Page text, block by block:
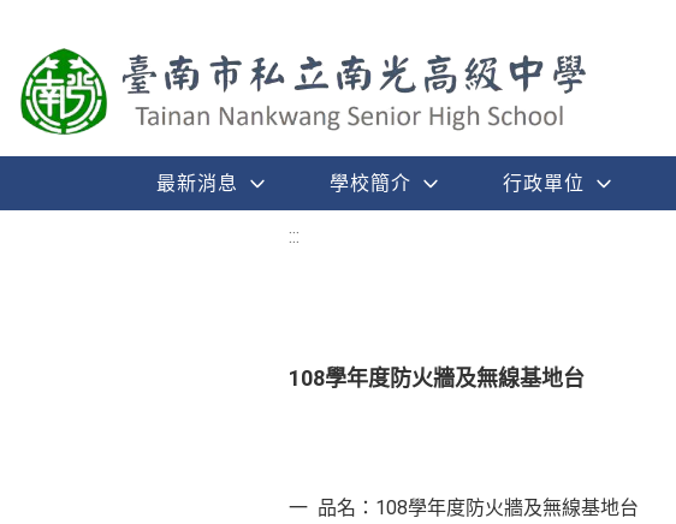
最新消息 學校簡介 行政單位
:::
108學年度防火牆及無線基地台
一 品名：108學年度防火牆及無線基地台